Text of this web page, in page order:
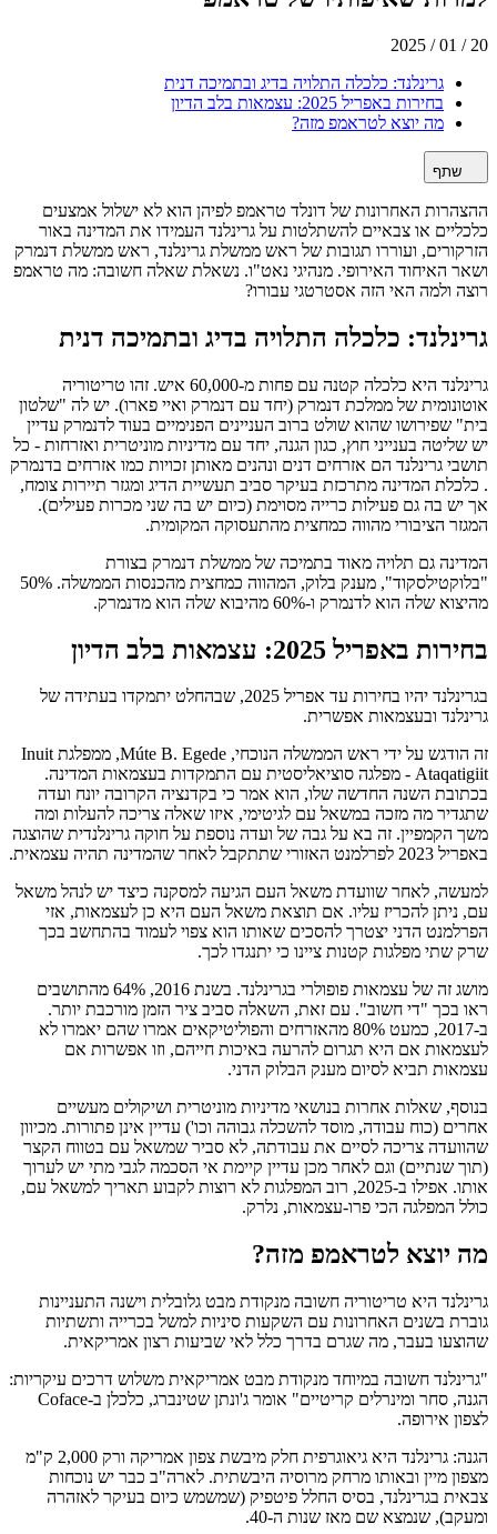
20 / 01 / 2025
גרינלנד: כלכלה התלויה בדיג ובתמיכה דנית
בחירות באפריל 2025: עצמאות בלב הדיון
מה יוצא לטראמפ מזה?
שתף
ההצהרות האחרונות של דונלד טראמפ לפיהן הוא לא ישלול אמצעים
כלכליים או צבאיים להשתלטות על גרינלנד העמידו את המדינה באור
הזרקורים, ועוררו תגובות של ראש ממשלת גרינלנד, ראש ממשלת דנמרק
ושאר האיחוד האירופי. מנהיגי נאט"ו. נשאלת שאלה חשובה: מה טראמפ
רוצה ולמה האי הזה אסטרטגי עבורו?
גרינלנד: כלכלה התלויה בדיג ובתמיכה דנית
גרינלנד היא כלכלה קטנה עם פחות מ-60,000 איש. זהו טריטוריה
אוטונומית של ממלכת דנמרק (יחד עם דנמרק ואיי פארו). יש לה "שלטון
בית" שפירושו שהוא שולט ברוב העניינים הפנימיים בעוד לדנמרק עדיין
יש שליטה בענייני חוץ, כגון הגנה, יחד עם מדיניות מוניטרית ואזרחות - כל
תושבי גרינלנד הם אזרחים דנים ונהנים מאותן זכויות כמו אזרחים בדנמרק
. כלכלת המדינה מתרכזת בעיקר סביב תעשיית הדיג ומגזר תיירות צומח,
אך יש בה גם פעילות כרייה מסוימת (כיום יש בה שני מכרות פעילים).
המגזר הציבורי מהווה כמחצית מהתעסוקה המקומית.
המדינה גם תלויה מאוד בתמיכה של ממשלת דנמרק בצורת
"בלוקטילסקוד", מענק בלוק, המהווה כמחצית מהכנסות הממשלה. 50%
מהיצוא שלה הוא לדנמרק ו-60% מהיבוא שלה הוא מדנמרק.
בחירות באפריל 2025: עצמאות בלב הדיון
בגרינלנד יהיו בחירות עד אפריל 2025, שבהחלט יתמקדו בעתידה של
גרינלנד ובעצמאות אפשרית.
זה הודגש על ידי ראש הממשלה הנוכחי, Múte B. Egede, ממפלגת Inuit
Ataqatigiit - מפלגה סוציאליסטית עם התמקדות בעצמאות המדינה.
בכתובת השנה החדשה שלו, הוא אמר כי בקדנציה הקרובה יונח ועדה
שתגדיר מה מזכה במשאל עם לגיטימי, איזו שאלה צריכה להעלות ומה
משך הקמפיין. זה בא על גבה של ועדה נוספת על חוקה גרינלנדית שהוצגה
באפריל 2023 לפרלמנט האזורי שתתקבל לאחר שהמדינה תהיה עצמאית.
למעשה, לאחר שוועדת משאל העם הגיעה למסקנה כיצד יש לנהל משאל
עם, ניתן להכריז עליו. אם תוצאת משאל העם היא כן לעצמאות, אזי
הפרלמנט הדני יצטרך להסכים שאותו הוא צפוי לעמוד בהתחשב בכך
שרק שתי מפלגות קטנות ציינו כי יתנגדו לכך.
מושג זה של עצמאות פופולרי בגרינלנד. בשנת 2016, 64% מהתושבים
ראו בכך "די חשוב". עם זאת, השאלה סביב ציר הזמן מורכבת יותר.
ב-2017, כמעט 80% מהאזרחים והפוליטיקאים אמרו שהם יאמרו לא
לעצמאות אם היא תגרום להרעה באיכות חייהם, וזו אפשרות אם
עצמאות תביא לסיום מענק הבלוק הדני.
בנוסף, שאלות אחרות בנושאי מדיניות מוניטרית ושיקולים מעשיים
אחרים (כוח עבודה, מוסד להשכלה גבוהה וכו') עדיין אינן פתורות. מכיוון
שהוועדה צריכה לסיים את עבודתה, לא סביר שמשאל עם בטווח הקצר
(תוך שנתיים) וגם לאחר מכן עדיין קיימת אי הסכמה לגבי מתי יש לערוך
אותו. אפילו ב-2025, רוב המפלגות לא רוצות לקבוע תאריך למשאל עם,
כולל המפלגה הכי פרו-עצמאות, נלרק.
מה יוצא לטראמפ מזה?
גרינלנד היא טריטוריה חשובה מנקודת מבט גלובלית וישנה התעניינות
גוברת בשנים האחרונות עם השקעות סיניות למשל בכרייה ותשתיות
שהוצעו בעבר, מה שגרם בדרך כלל לאי שביעות רצון אמריקאית.
"גרינלנד חשובה במיוחד מנקודת מבט אמריקאית משלוש דרכים עיקריות:
הגנה, סחר ומינרלים קריטיים" אומר ג'ונתן שטינברג, כלכלן ב-Coface
לצפון אירופה.
הגנה: גרינלנד היא גיאוגרפית חלק מיבשת צפון אמריקה ורק 2,000 ק"מ
מצפון מיין ובאותו מרחק מרוסיה היבשתית. לארה"ב כבר יש נוכחות
צבאית בגרינלנד, בסיס החלל פיטפיק (שמשמש כיום בעיקר לאזהרה
ומעקב), שנמצא שם מאז שנות ה-40.